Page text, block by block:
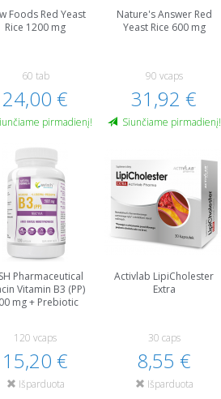
Foods Red Yeast
Rice 1200 mg
60 tab
24,00 €
pirmadienį!
Nature's Answer Red
Yeast Rice 600 mg
90 vcaps
31,92 €
Siunčiame pirmadienį!
Pharmaceutical
Vitamin B3 (PP)
mg + Prebiotic
120 vcaps
15,20 €
Išparduota
Activlab LipiCholester
Extra
30 caps
8,55 €
Išparduota